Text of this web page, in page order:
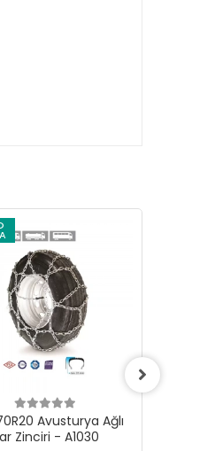
Avusturya Ağlı Kar
Zinciri - A1020